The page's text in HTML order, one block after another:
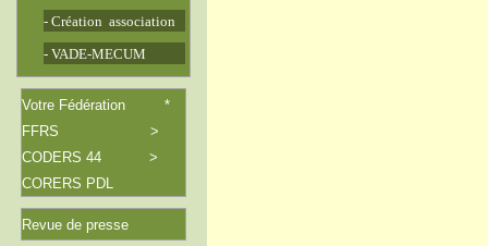
- VADE-MECUM
- Création association
Votre Fédération *
FFRS >
CODERS 44 >
CORERS PDL
Revue de presse